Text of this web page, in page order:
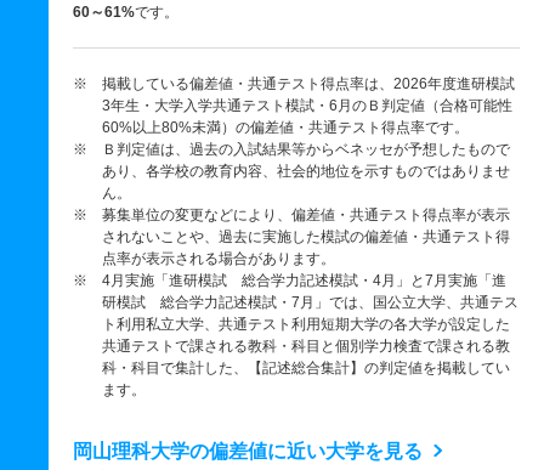
60～61%です。
※ 掲載している偏差値・共通テスト得点率は、2026年度進研模試
3年生・大学入学共通テスト模試・6月のＢ判定値（合格可能性
60%以上80%未満）の偏差値・共通テスト得点率です。
※ Ｂ判定値は、過去の入試結果等からベネッセが予想したもので
あり、各学校の教育内容、社会的地位を示すものではありませ
ん。
※ 募集単位の変更などにより、偏差値・共通テスト得点率が表示
されないことや、過去に実施した模試の偏差値・共通テスト得
点率が表示される場合があります。
※ 4月実施「進研模試 総合学力記述模試・4月」と7月実施「進
研模試 総合学力記述模試・7月」では、国公立大学、共通テス
ト利用私立大学、共通テスト利用短期大学の各大学が設定した
共通テストで課される教科・科目と個別学力検査で課される教
科・科目で集計した、【記述総合集計】の判定値を掲載してい
ます。
岡山理科大学の偏差値に近い大学を見る